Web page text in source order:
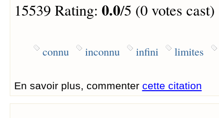
15539 Rating: 0.0/5 (0 votes cast)
connu inconnu infini limites
En savoir plus, commenter cette citation